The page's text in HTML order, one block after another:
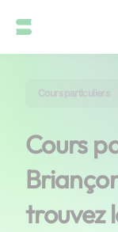
Cours particuliers
Cours
trouvez